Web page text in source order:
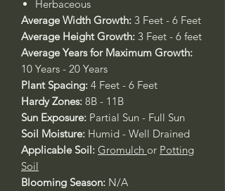
Herbaceous
Average Width Growth: 3 Feet - 6 Feet
Average Height Growth: 3 Feet - 6 feet
Average Years for Maximum Growth:
10 Years - 20 Years
Plant Spacing: 4 Feet - 6 Feet
Hardy Zones: 8B - 11B
Sun Exposure: Partial Sun - Full Sun
Soil Moisture: Humid - Well Drained
Applicable Soil: Gromulch or Potting
Soil
Blooming Season: N/A